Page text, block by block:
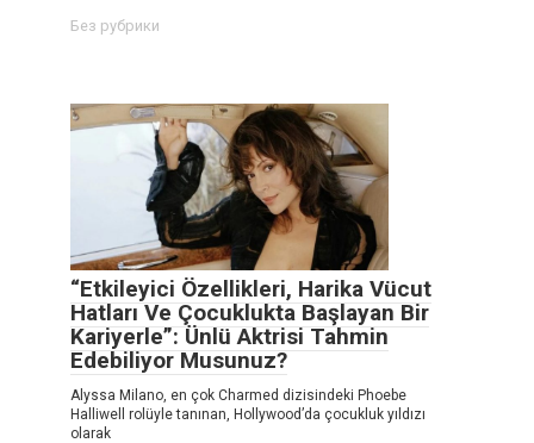
Без рубрики
“Etkileyici Özellikleri, Harika Vücut
Hatları Ve Çocuklukta Başlayan Bir
Kariyerle”: Ünlü Aktrisi Tahmin
Edebiliyor Musunuz?
Alyssa Milano, en çok Charmed dizisindeki Phoebe
Halliwell rolüyle tanınan, Hollywood’da çocukluk yıldızı
olarak